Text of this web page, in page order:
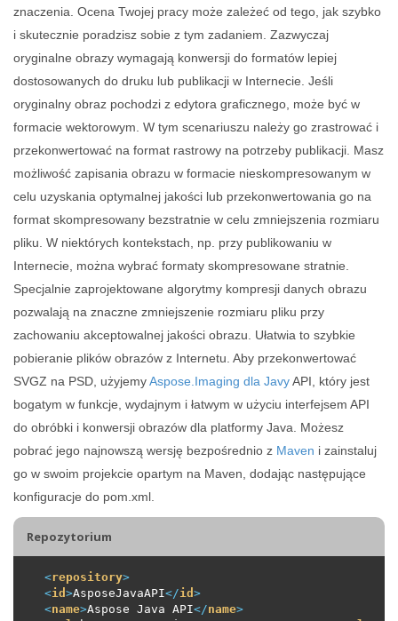
znaczenia. Ocena Twojej pracy może zależeć od tego, jak szybko
i skutecznie poradzisz sobie z tym zadaniem. Zazwyczaj
oryginalne obrazy wymagają konwersji do formatów lepiej
dostosowanych do druku lub publikacji w Internecie. Jeśli
oryginalny obraz pochodzi z edytora graficznego, może być w
formacie wektorowym. W tym scenariuszu należy go zrastrować i
przekonwertować na format rastrowy na potrzeby publikacji. Masz
możliwość zapisania obrazu w formacie nieskompresowanym w
celu uzyskania optymalnej jakości lub przekonwertowania go na
format skompresowany bezstratnie w celu zmniejszenia rozmiaru
pliku. W niektórych kontekstach, np. przy publikowaniu w
Internecie, można wybrać formaty skompresowane stratnie.
Specjalnie zaprojektowane algorytmy kompresji danych obrazu
pozwalają na znaczne zmniejszenie rozmiaru pliku przy
zachowaniu akceptowalnej jakości obrazu. Ułatwia to szybkie
pobieranie plików obrazów z Internetu. Aby przekonwertować
SVGZ na PSD, użyjemyAspose.Imaging dla JavyAPI, który jest
bogatym w funkcje, wydajnym i łatwym w użyciu interfejsem API
do obróbki i konwersji obrazów dla platformy Java. Możesz
pobrać jego najnowszą wersję bezpośrednio z Maven i zainstaluj
go w swoim projekcie opartym na Maven, dodając następujące
konfiguracje do pom.xml.
Repozytorium
<repository>
<id >AsposeJavaAPI</id >
<name>Aspose Java API</name>